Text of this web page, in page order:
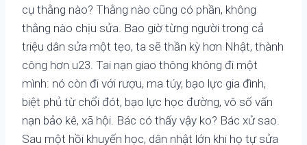
cụ thằng nào? Thằng nào cũng có phần, không
thằng nào chịu sửa. Bao giờ từng người trong cả
triệu dân sửa một tẹo, ta sẽ thần kỳ hơn Nhật, thành
công hơn u23. Tai nạn giao thông không đi một
mình: nó còn đi với rượu, ma túy, bạo lực gia đình,
biệt phủ từ chổi đót, bạo lực học đường, vô số vấn
nạn bảo kê, xã hội. Bác có thấy vậy ko? Bác xử sao.
Sau một hồi khuyến học, dân nhật lớn khi họ tự sửa